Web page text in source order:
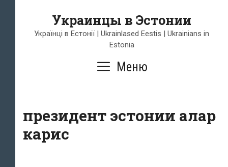
содержимому
Украинцы в Эстонии
Українці в Естонії | Ukrainlased Eestis | Ukrainians in
Estonia
Меню
президент эстонии алар
карис